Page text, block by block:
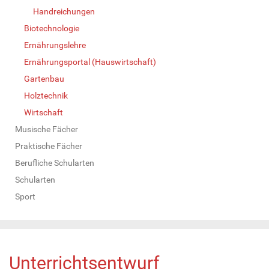
Handreichungen
Biotechnologie
Ernährungslehre
Ernährungsportal (Hauswirtschaft)
Gartenbau
Holztechnik
Wirtschaft
Musische Fächer
Praktische Fächer
Berufliche Schularten
Schularten
Sport
Unterrichtsentwurf